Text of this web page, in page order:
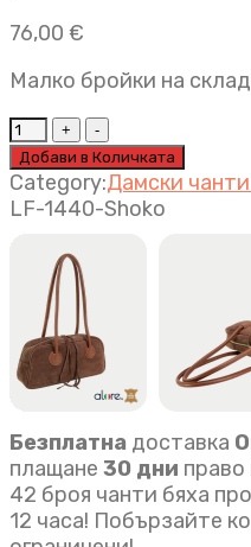
76,00 €
Малко бройки на
Луксозна
дамска
чанта
Tea
quantity
Добави в Количката
Category:Дамски
LF-1440-Shoko
Безплатна доставка
плащане 30 дни
42 броя чанти бяха
12 часа! Побързайте